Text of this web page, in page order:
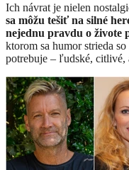
Ich návrat je nielen
sa môžu tešiť na silné
nejednu pravdu o živote
ktorom sa humor strieda
potrebuje – ľudské, citlivé,